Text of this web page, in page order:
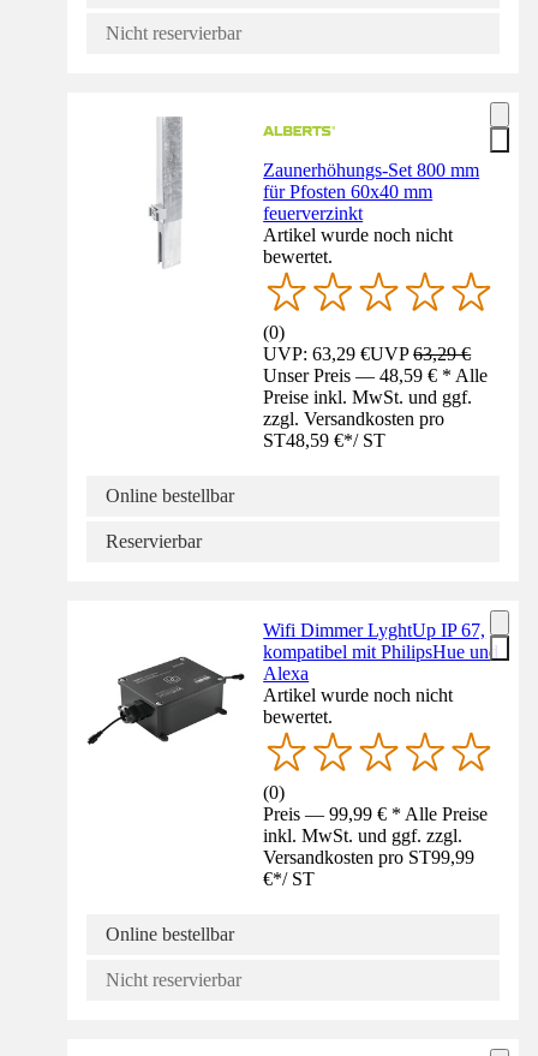
Nicht reservierbar
Zaunerhöhungs-Set 800 mm
für Pfosten 60x40 mm
feuerverzinkt
Artikel wurde noch nicht
bewertet.
(0)
UVP: 63,29 €UVP63,29 €
Unser Preis — 48,59 € * Alle
Preise inkl. MwSt. und ggf.
zzgl. Versandkosten pro
ST48,59 €*/ ST
Online bestellbar
Reservierbar
Wifi Dimmer LyghtUp IP 67,
kompatibel mit PhilipsHue und
Alexa
Artikel wurde noch nicht
bewertet.
(0)
Preis — 99,99 € * Alle Preise
inkl. MwSt. und ggf. zzgl.
Versandkosten pro ST99,99
€*/ ST
Online bestellbar
Nicht reservierbar